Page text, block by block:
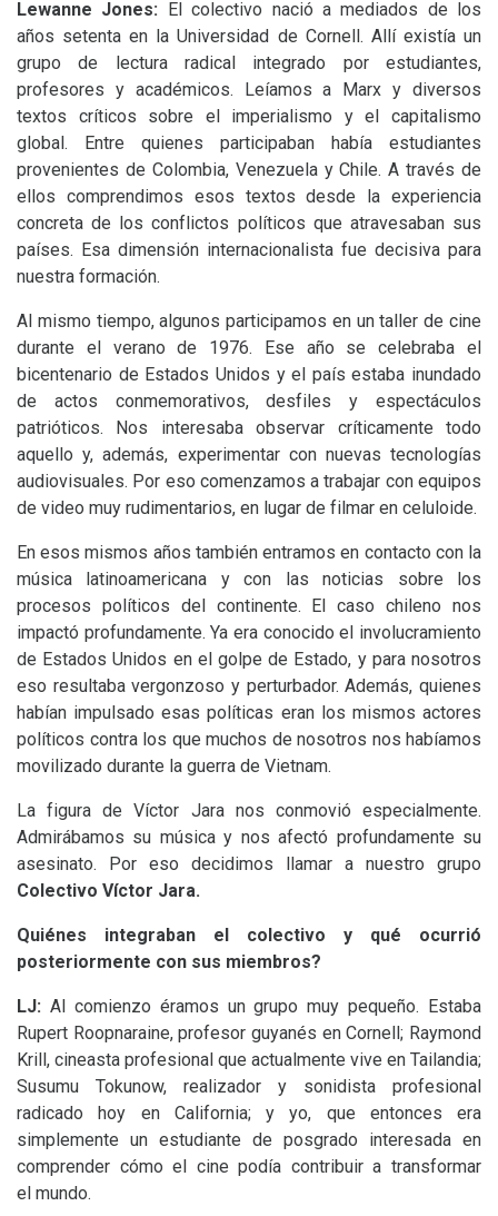
Lewanne Jones: El colectivo nació a mediados de los
años setenta en la Universidad de Cornell. Allí existía un
grupo de lectura radical integrado por estudiantes,
profesores y académicos. Leíamos a Marx y diversos
textos críticos sobre el imperialismo y el capitalismo
global. Entre quienes participaban había estudiantes
provenientes de Colombia, Venezuela y Chile. A través de
ellos comprendimos esos textos desde la experiencia
concreta de los conflictos políticos que atravesaban sus
países. Esa dimensión internacionalista fue decisiva para
nuestra formación.
Al mismo tiempo, algunos participamos en un taller de cine
durante el verano de 1976. Ese año se celebraba el
bicentenario de Estados Unidos y el país estaba inundado
de actos conmemorativos, desfiles y espectáculos
patrióticos. Nos interesaba observar críticamente todo
aquello y, además, experimentar con nuevas tecnologías
audiovisuales. Por eso comenzamos a trabajar con equipos
de video muy rudimentarios, en lugar de filmar en celuloide.
En esos mismos años también entramos en contacto con la
música latinoamericana y con las noticias sobre los
procesos políticos del continente. El caso chileno nos
impactó profundamente. Ya era conocido el involucramiento
de Estados Unidos en el golpe de Estado, y para nosotros
eso resultaba vergonzoso y perturbador. Además, quienes
habían impulsado esas políticas eran los mismos actores
políticos contra los que muchos de nosotros nos habíamos
movilizado durante la guerra de Vietnam.
La figura de Víctor Jara nos conmovió especialmente.
Admirábamos su música y nos afectó profundamente su
asesinato. Por eso decidimos llamar a nuestro grupo
Colectivo Víctor Jara.
Quiénes integraban el colectivo y qué ocurrió
posteriormente con sus miembros?
LJ: Al comienzo éramos un grupo muy pequeño. Estaba
Rupert Roopnaraine, profesor guyanés en Cornell; Raymond
Krill, cineasta profesional que actualmente vive en Tailandia;
Susumu Tokunow, realizador y sonidista profesional
radicado hoy en California; y yo, que entonces era
simplemente un estudiante de posgrado interesada en
comprender cómo el cine podía contribuir a transformar
el mundo.